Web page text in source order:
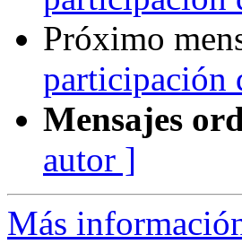
Próximo
participación
Mensajes
autor ]
Más